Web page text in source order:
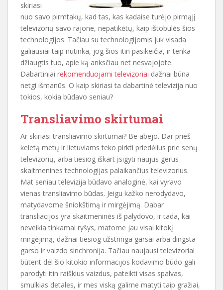
skiriasi
nuo savo pirmtakų, kad tas, kas kadaise turėjo pirmąjį
televizorių savo rajone, nepatikėtų, kaip ištobulės šios
technologijos. Tačiau su technologijomis juk visada
galiausiai taip nutinka, jog šios itin pasikeičia, ir tenka
džiaugtis tuo, apie ką anksčiau net nesvajojote.
Dabartiniai rekomenduojami televizoriai dažnai būna
netgi išmanūs. O kaip skiriasi ta dabartinė televizija nuo
tokios, kokia būdavo seniau?
Transliavimo skirtumai
Ar skiriasi transliavimo skirtumai? Be abejo. Dar prieš
keletą metų ir lietuviams teko pirkti priedėlius prie senų
televizorių, arba tiesiog iškart įsigyti naujus gerus
skaitmenines technologijas palaikančius televizorius.
Mat seniau televizija būdavo analoginė, kai vyravo
vienas transliavimo būdas. Jeigu kažko nerodydavo,
matydavome šniokštimą ir mirgėjimą. Dabar
transliacijos yra skaitmeninės iš palydovo, ir tada, kai
neveikia tinkamai ryšys, matome jau visai kitokį
mirgėjimą, dažnai tiesiog užstringa garsai arba dingsta
garso ir vaizdo sinchronija. Tačiau naujausi televizoriai
būtent dėl šio kitokio informacijos kodavimo būdo gali
parodyti itin raiškius vaizdus, pateikti visas spalvas,
smulkias detales, ir mes viską galime matyti taip gražiai,